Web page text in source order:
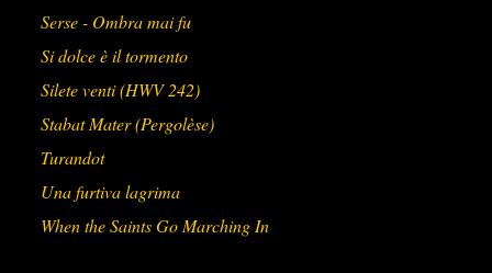
Serse - Ombra mai fu
Si dolce è il tormento
Silete venti (HWV 242)
Stabat Mater (Pergolèse)
Turandot
Una furtiva lagrima
When the Saints Go Marching In